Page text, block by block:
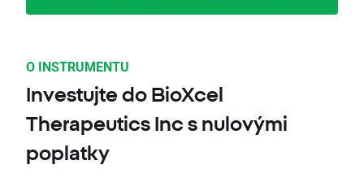
O INSTRUMENTU
Investujte do BioXcel
Therapeutics Inc s nulovými
poplatky